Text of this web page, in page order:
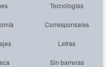
Tecnologías
Corresponsales
Letras
Sin barreras